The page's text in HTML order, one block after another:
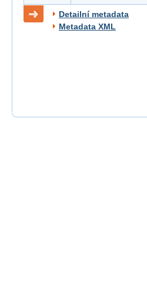
Detailní metadata
Metadata XML